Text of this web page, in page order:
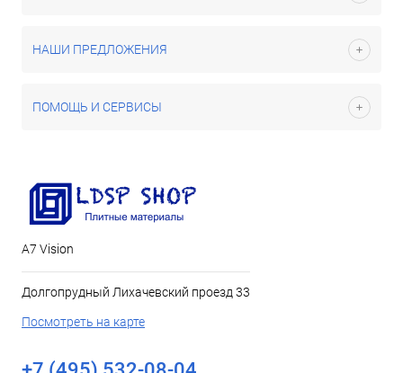
НАШИ ПРЕДЛОЖЕНИЯ
ПОМОЩЬ И СЕРВИСЫ
А7 Vision
Долгопрудный Лихачевский проезд 33
Посмотреть на карте